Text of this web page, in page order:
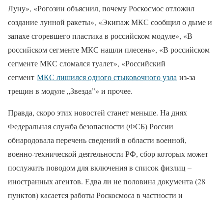
Луну», «Рогозин объяснил, почему Роскосмос отложил
создание лунной ракеты», «Экипаж МКС сообщил о дыме и
запахе сгоревшего пластика в российском модуле», «В
российском сегменте МКС нашли плесень», «В российском
сегменте МКС сломался туалет», «Российский
сегмент МКС лишился одного стыковочного узла из-за
трещин в модуле „Звезда”» и прочее.
Правда, скоро этих новостей станет меньше. На днях
Федеральная служба безопасности (ФСБ) России
обнародовала перечень сведений в области военной,
военно-технической деятельности РФ, сбор которых может
послужить поводом для включения в список физлиц –
иностранных агентов. Едва ли не половина документа (28
пунктов) касается работы Роскосмоса в частности и